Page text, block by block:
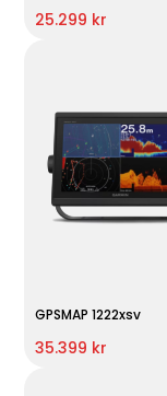
25.299 kr
GPSMAP 1222xsv
35.399 kr